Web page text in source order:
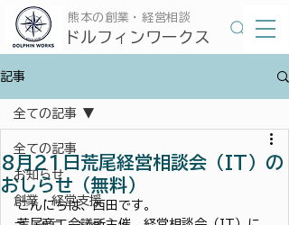
​ドルフィンワークス
​熊本の創業・経営相談
記事
全ての記事
お知らせ
創業・経営支援
全ての記事
8月21日荒尾経営相談会（IT）の
おしらせ（無料）
こんにちは、西田です。